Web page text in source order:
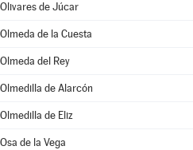
Olivares de Júcar
Olmeda de la Cuesta
Olmeda del Rey
Olmedilla de Alarcón
Olmedilla de Eliz
Osa de la Vega